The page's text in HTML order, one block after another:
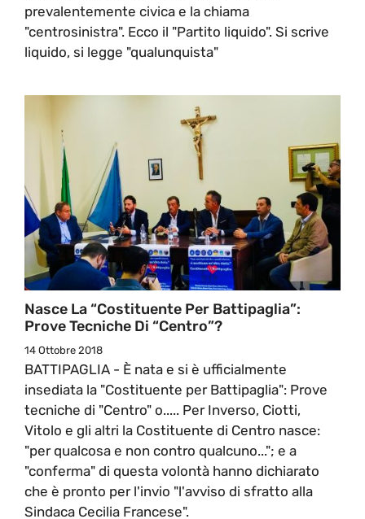
prevalentemente civica e la chiama
"centrosinistra". Ecco il "Partito liquido". Si scrive
liquido, si legge "qualunquista"
Nasce La “Costituente Per Battipaglia”:
Prove Tecniche Di “Centro”?
14 Ottobre 2018
BATTIPAGLIA - È nata e si è ufficialmente
insediata la "Costituente per Battipaglia": Prove
tecniche di "Centro" o..... Per Inverso, Ciotti,
Vitolo e gli altri la Costituente di Centro nasce:
"per qualcosa e non contro qualcuno..."; e a
"conferma" di questa volontà hanno dichiarato
che è pronto per l'invio "l'avviso di sfratto alla
Sindaca Cecilia Francese".